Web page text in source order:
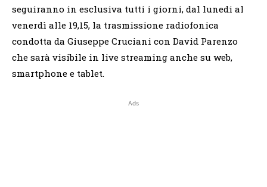
seguiranno in esclusiva tutti i giorni, dal lunedi al
venerdì alle 19,15, la trasmissione radiofonica
condotta da Giuseppe Cruciani con David Parenzo
che sarà visibile in live streaming anche su web,
smartphone e tablet.
Ads